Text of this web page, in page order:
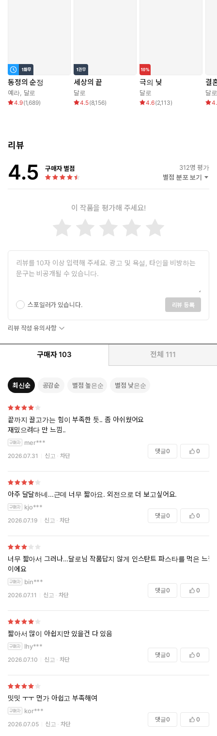
동정의 순정
예라, 달로
4.9(1,689)
세상의 끝
달로
4.5(8,156)
극의 낮
달로
4.6(2,113)
결
달로
리뷰
4.5 구매자 별점 312명 평가
별점 분포 보기
이 작품을 평가해 주세요!
스포일러가 있습니다. 리뷰 등록
리뷰 작성 유의사항
구매자 103 전체 111
최신순 공감순 별점 높은순 별점 낮은순
끝까지 끌고가는 힘이 부족한 듯.. 좀 아쉬웠어요
재밌으려다 만 느낌..
mer***
2026.07.31 신고 차단
댓글0 0
아주 달달하네...근데 너무 짧아요. 외전으로 더 보고싶어요.
kjo***
2026.07.19 신고 차단
댓글0 0
너무 짧아서 그러나…달로님 작품답지 않게 인스탄트 파스타를 먹은 느낌
이에요
bin***
2026.07.11 신고 차단
댓글0 0
짧아서 많이 아쉽지만 있을건 다 있음
lhy***
2026.07.10 신고 차단
댓글0 0
밋밋 ㅜㅜ 먼가 아쉽고 부족해여
kor***
2026.07.05 신고 차단
댓글0 0